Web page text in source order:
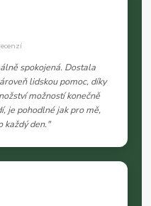
spokojená. Dostala
lidskou pomoc, díky
možností konečně
je pohodlné jak pro mě,
každý den."